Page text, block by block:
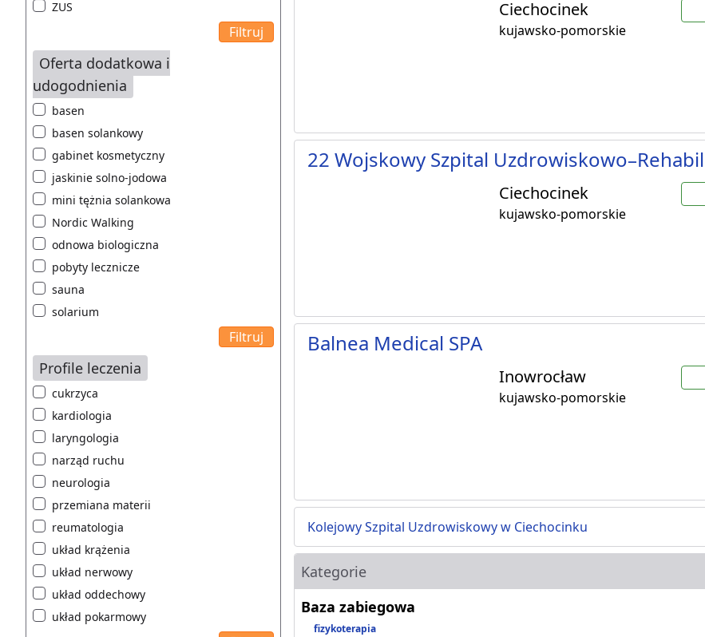
ZUS
Oferta dodatkowa i
udogodnienia
basen
basen solankowy
gabinet kosmetyczny
jaskinie solno-jodowa
mini tężnia solankowa
Nordic Walking
odnowa biologiczna
pobyty lecznicze
sauna
solarium
Profile leczenia
cukrzyca
kardiologia
laryngologia
narząd ruchu
neurologia
przemiana materii
reumatologia
układ krążenia
układ nerwowy
układ oddechowy
układ pokarmowy
Ciechocinek
kujawsko-pomorskie
22 Wojskowy Szpital
Ciechocinek
kujawsko-pomorskie
Balnea Medical SPA
Inowrocław
kujawsko-pomorskie
Kolejowy Szpital Uzdrowiskowy w Ciechocinku
Kategorie
Baza zabiegowa
fizykoterapia